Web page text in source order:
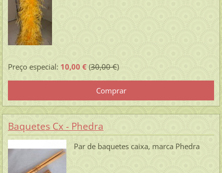
Preço especial: 10,00 €(30,00 €)
Baquetes Cx - Phedra
Par de baquetes caixa, marca Phedra